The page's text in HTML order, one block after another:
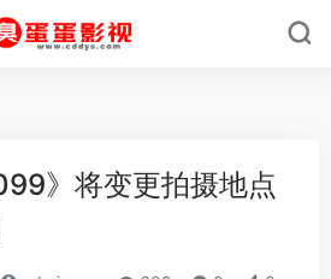
》将变更拍摄地点